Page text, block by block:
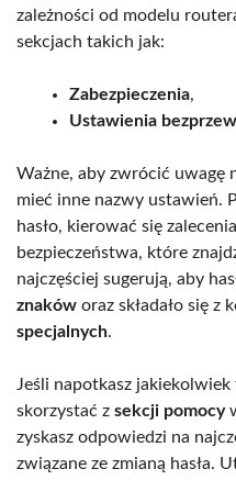
zależności od modelu
sekcjach takich jak:
Zabezpieczenia,
Ustawienia
Ważne, aby zwrócić uwagę
mieć inne nazwy ustawień.
hasło, kierować się
bezpieczeństwa, które
najczęściej sugerują, aby
znaków oraz składało się z
specjalnych.
Jeśli napotkasz
skorzystać z sekcji pomocy
zyskasz odpowiedzi na
związane ze zmianą hasła.